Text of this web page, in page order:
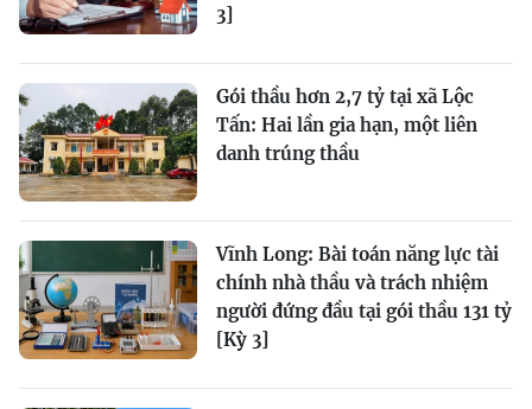
3]
Gói thầu hơn 2,7 tỷ tại xã Lộc
Tấn: Hai lần gia hạn, một liên
danh trúng thầu
Vĩnh Long: Bài toán năng lực tài
chính nhà thầu và trách nhiệm
người đứng đầu tại gói thầu 131 tỷ
[Kỳ 3]